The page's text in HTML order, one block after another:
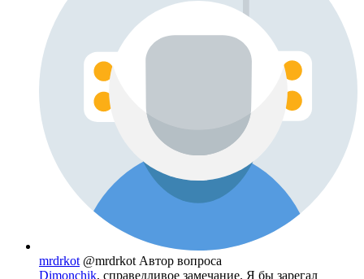
mrdrkot @mrdrkot Автор вопроса
Dimonchik, справедливое замечание. Я бы зарегал